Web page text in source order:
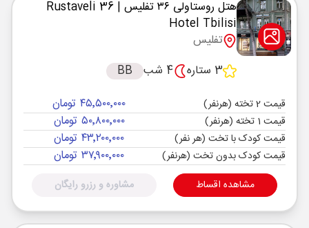
هتل روستاولی ۳۶ تفلیس
| Rustaveli 36
Hotel Tbilisi
تفلیس
3 ستاره
4 شب BB
قیمت 2 تخته (هرنفر) ۴۵٬۵۰۰٬۰۰۰ تومان
قیمت 1 تخته (هرنفر) ۵۰٬۸۰۰٬۰۰۰ تومان
قیمت کودک با تخت (هر نفر) ۴۳٬۲۰۰٬۰۰۰ تومان
قیمت کودک بدون تخت (هرنفر) ۳۷٬۹۰۰٬۰۰۰ تومان
مشاهده اقساط مشاوره و رزرو رایگان